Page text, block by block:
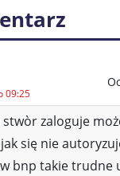
09:25
zaloguje
się nie
bnp takie trudne